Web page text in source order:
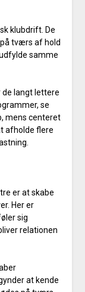
klubdrift. De
tværs af hold
samme
de langt lettere
se
mens centeret
afholde flere
er at skabe
Her er
sig
relationen
at kende